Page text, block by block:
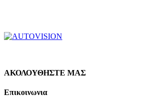
ΑΚΟΛΟΥΘΗΣΤΕ ΜΑΣ
Επικοινωνια